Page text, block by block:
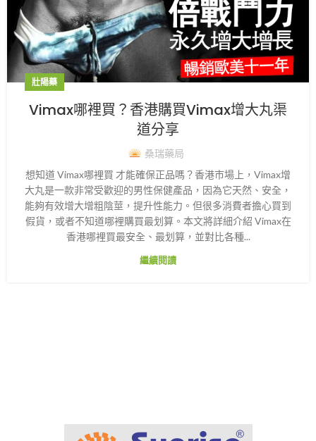
壯陽藥
Vimax哪裡買？香港購買Vimax增大丸渠
道分享
桑瑞藥局
想知道 Vimax哪裡買 才能確保正品嗎？香港市場上，Vimax增
大丸是一款非常受歡迎的男性保健產品，因為它天然、安全，
能夠有效增大增粗陰莖，提升性能力。但很多消費者擔心買到
假貨，或者不知道哪裡購買最划算。本文將詳細介紹 Vimax在
香港哪裡買最安全、最划算，並對比各種...
繼續閱讀